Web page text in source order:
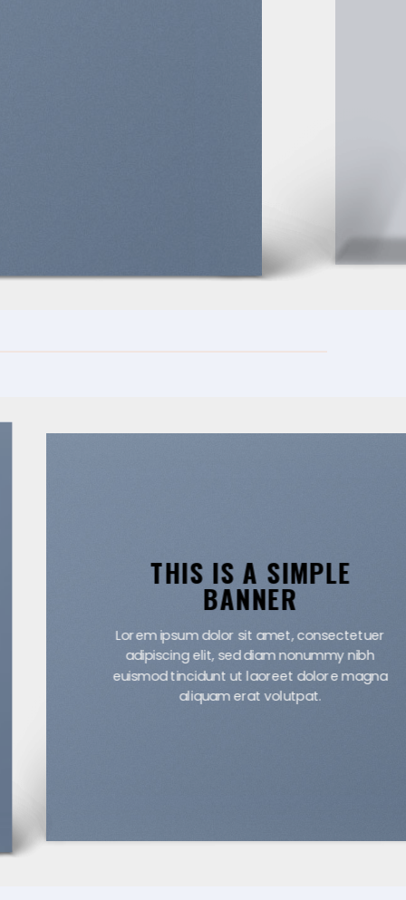
THIS IS A SIMPLE
BANNER
Lorem ipsum dolor sit amet, consectetuer
adipiscing elit, sed diam nonummy nibh
euismod tincidunt ut laoreet dolore
magna aliquam erat volutpat.